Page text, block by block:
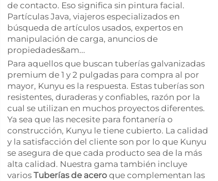
de contacto. Eso significa sin pintura facial.
Partículas Java, viajeros especializados en
búsqueda de artículos usados, expertos en
manipulación de carga, anuncios de
propiedades&am...
Para aquellos que buscan tuberías galvanizadas
premium de 1 y 2 pulgadas para compra al por
mayor, Kunyu es la respuesta. Estas tuberías son
resistentes, duraderas y confiables, razón por la
cual se utilizan en muchos proyectos diferentes.
Ya sea que las necesite para fontanería o
construcción, Kunyu le tiene cubierto. La calidad
y la satisfacción del cliente son por lo que Kunyu
se asegura de que cada producto sea de la más
alta calidad. Nuestra gama también incluye
varios Tuberías de acero que complementan las